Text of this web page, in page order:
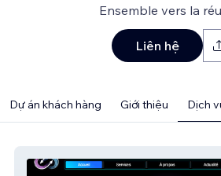
Ensemble vers la
Liên hệ
Dự án khách hàng Giới thiệu Dịch